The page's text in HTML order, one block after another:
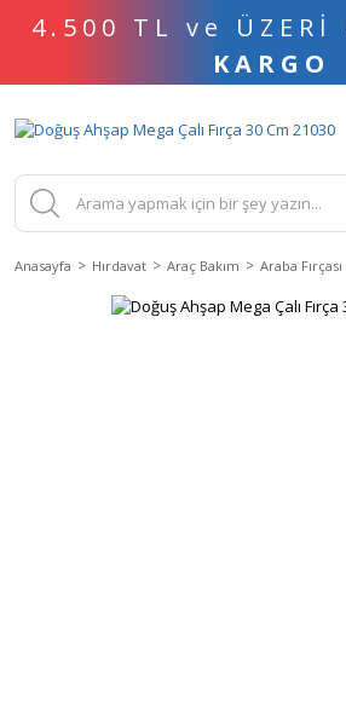
4.500 TL ve ÜZERİ
KARGO
Anasayfa Hırdavat Araç Bakım Araba Fırçası